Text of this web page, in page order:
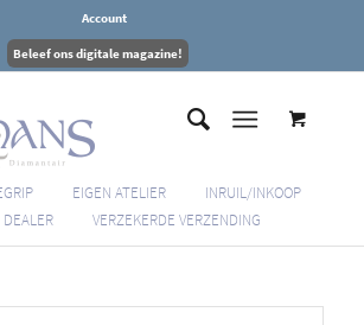
Account
Beleef ons digitale magazine!
EIGEN ATELIER
INRUIL/INKOOP
VERZEKERDE VERZENDING